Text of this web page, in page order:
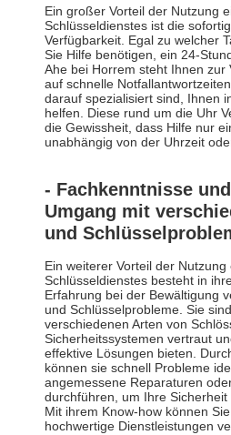
Ein großer Vorteil der Nutzung
Schlüsseldienstes ist die
Verfügbarkeit. Egal zu welcher
Sie Hilfe benötigen, ein 24-
Ahe bei Horrem steht Ihnen zur
auf schnelle
darauf spezialisiert sind, Ihnen
helfen. Diese rund um die Uhr
die Gewissheit, dass Hilfe nur
unabhängig von der Uhrzeit
- Fachkenntnisse
Umgang mit
und
Ein weiterer Vorteil der
Schlüsseldienstes besteht in
Erfahrung bei der Bewältigung
und Schlüsselprobleme. Sie
verschiedenen Arten von
Sicherheitssystemen vertraut
effektive Lösungen bieten.
können sie schnell Probleme
angemessene Reparaturen
durchführen, um Ihre
Mit ihrem Know-how können
hochwertige Dienstleistungen